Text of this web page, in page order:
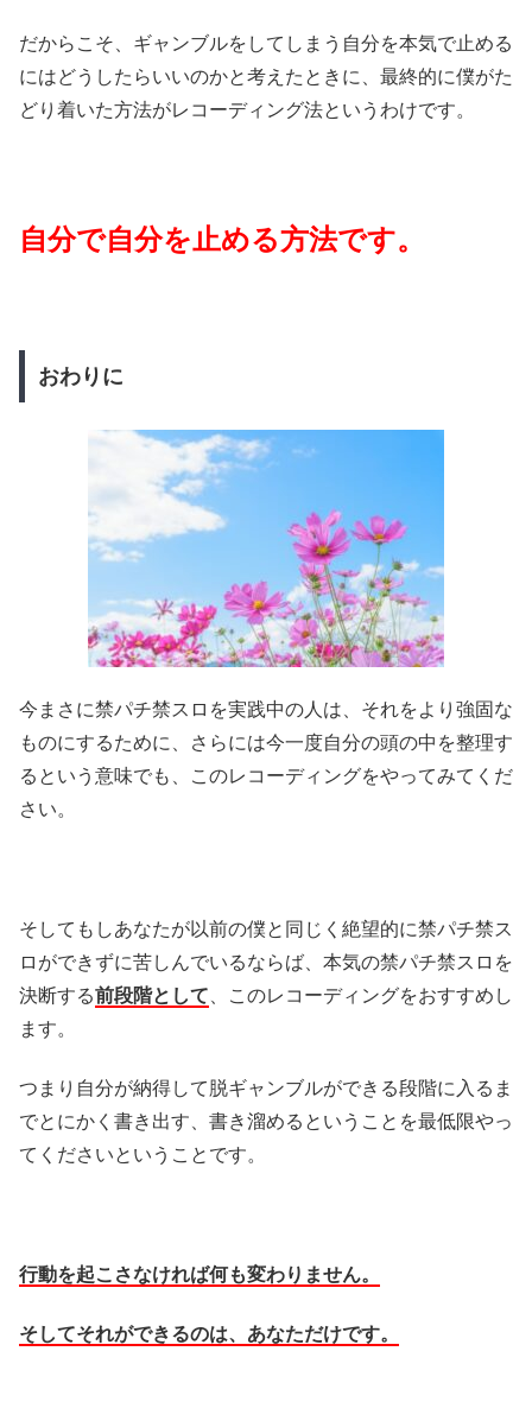
だからこそ、ギャンブルをしてしまう自分を本気で止める
にはどうしたらいいのかと考えたときに、最終的に僕がた
どり着いた方法がレコーディング法というわけです。
自分で自分を止める方法です。
おわりに
今まさに禁パチ禁スロを実践中の人は、それをより強固な
ものにするために、さらには今一度自分の頭の中を整理す
るという意味でも、このレコーディングをやってみてくだ
さい。
そしてもしあなたが以前の僕と同じく絶望的に禁パチ禁ス
ロができずに苦しんでいるならば、本気の禁パチ禁スロを
決断する前段階として 、このレコーディングをおすすめし
ます。
つまり自分が納得して脱ギャンブルができる段階に入るま
でとにかく書き出す、書き溜めるということを最低限やっ
てくださいということです。
行動を起こさなければ何も変わりません。
そしてそれができるのは、あなただけです。